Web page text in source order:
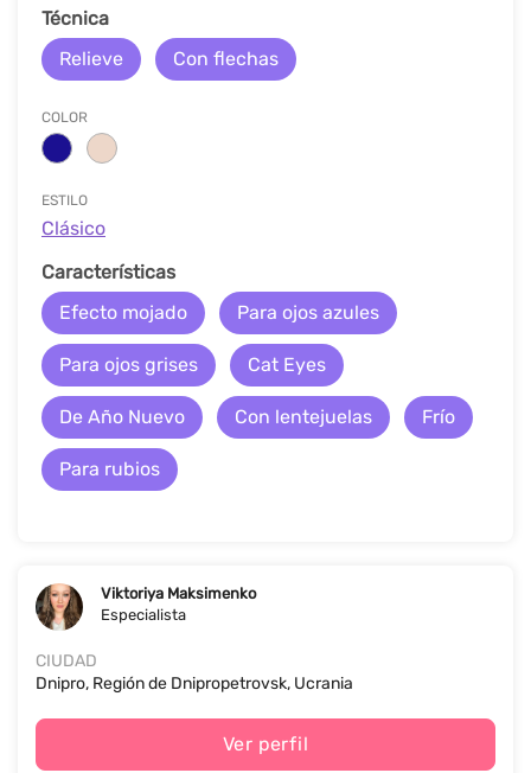
Técnica
Relieve
Con flechas
COLOR
ESTILO
Clásico
Características
Efecto mojado
Para ojos azules
Para ojos grises Cat Eyes
De Año Nuevo Con lentejuelas Frío
Para rubios
Viktoriya Maksimenko
Especialista
CIUDAD
Dnipro, Región de Dnipropetrovsk, Ucrania
Ver perfil